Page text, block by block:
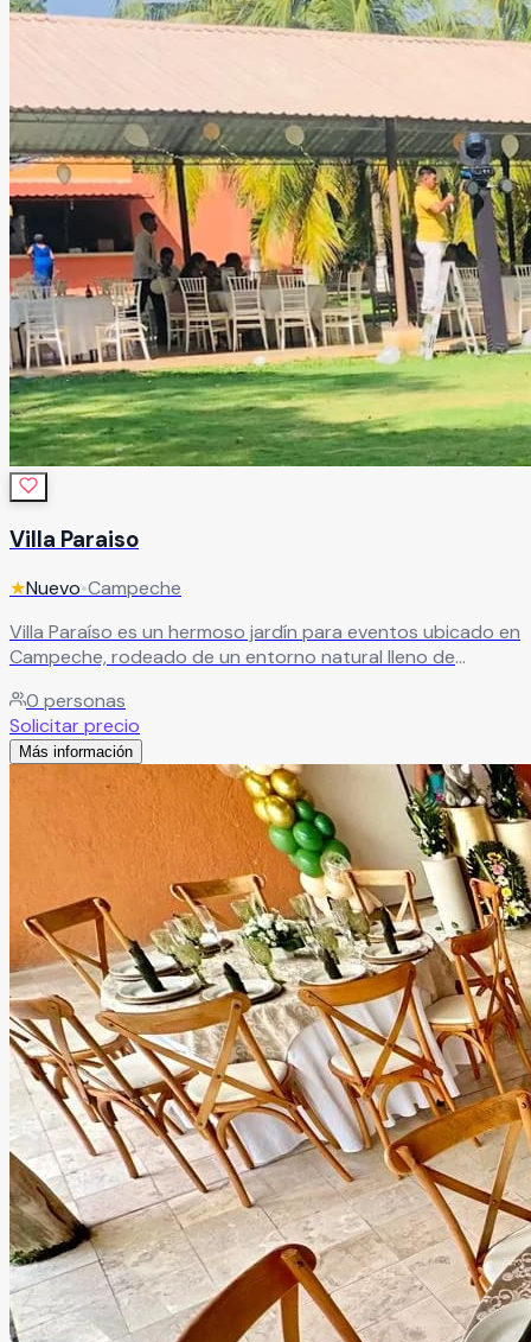
Villa Paraiso
★Nuevo•Campeche
Villa Paraíso es un hermoso jardín para eventos ubicado en
Campeche, rodeado de un entorno natural lleno de
instalaciones y su ambiente romántico lo convierten en el
escenario ideal para bodas, XV años, aniversarios,
graduaciones, eventos sociales y reuniones especiales,
ofreciendo espacios diseñados para crear experiencias
memorables junto a familiares y amigos.
Leer más
0 personas
Solicitar precio
Más información